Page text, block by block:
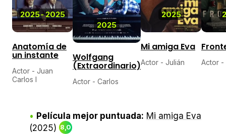
2025-2025
Anatomía de
un instante
Actor - Juan
Carlos I
2025
Wolfgang
(Extraordinario)
Actor - Carlos
2025
Mi amiga Eva
Actor - Julián Actor -
Película mejor puntuada: Mi amiga Eva
(2025) 8,0